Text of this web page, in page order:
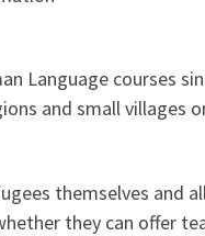
Language courses
and small villages
themselves and
they can offer